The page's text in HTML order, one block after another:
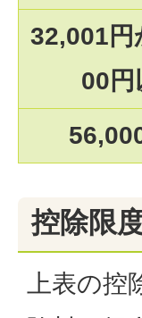
32,001円
00円
控除限
上表の